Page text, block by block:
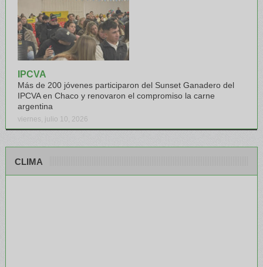
IPCVA
Más de 200 jóvenes participaron del Sunset Ganadero del
IPCVA en Chaco y renovaron el compromiso la carne
argentina
viernes, julio 10, 2026
CLIMA